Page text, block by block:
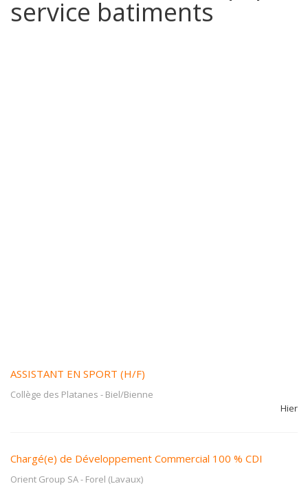
service batiments
ASSISTANT EN SPORT (H/F)
Collège des Platanes - Biel/Bienne
Hier
Chargé(e) de Développement Commercial 100 % CDI
Orient Group SA- Forel (Lavaux)